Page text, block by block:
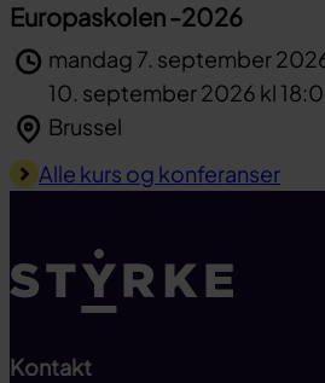
Europaskolen -2026
mandag 7. september
10. september 2026 kl
Brussel
Alle kurs og konferanser
Kontakt